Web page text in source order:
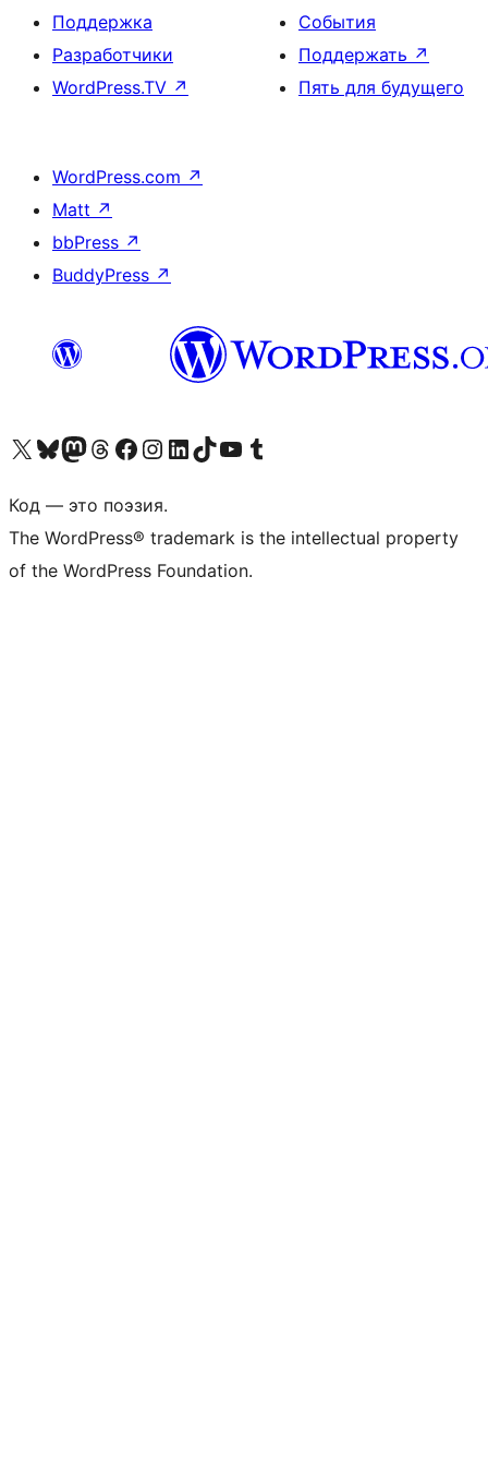
Поддержка
Разработчики
WordPress.TV ↗
События
Поддержать ↗
Пять для будущего
WordPress.com ↗
Matt ↗
bbPress ↗
BuddyPress ↗
Посетите нас в X (ранее Twitter)
Посетите нашу учётную запись в Bluesky
Посетите нашу ленту в Mastodon
Посетите нашу учётную запись в Threads
Посетите нашу страницу на Facebook
Посетите наш Instagram
Посетите нашу страницу в LinkedIn
Посетите нашу учётную запись в TikTok
Посетите наш канал YouTube
Посетите нашу учётную запись в Tumblr
Код — это поэзия.
The WordPress® trademark is the intellectual property
of the WordPress Foundation.